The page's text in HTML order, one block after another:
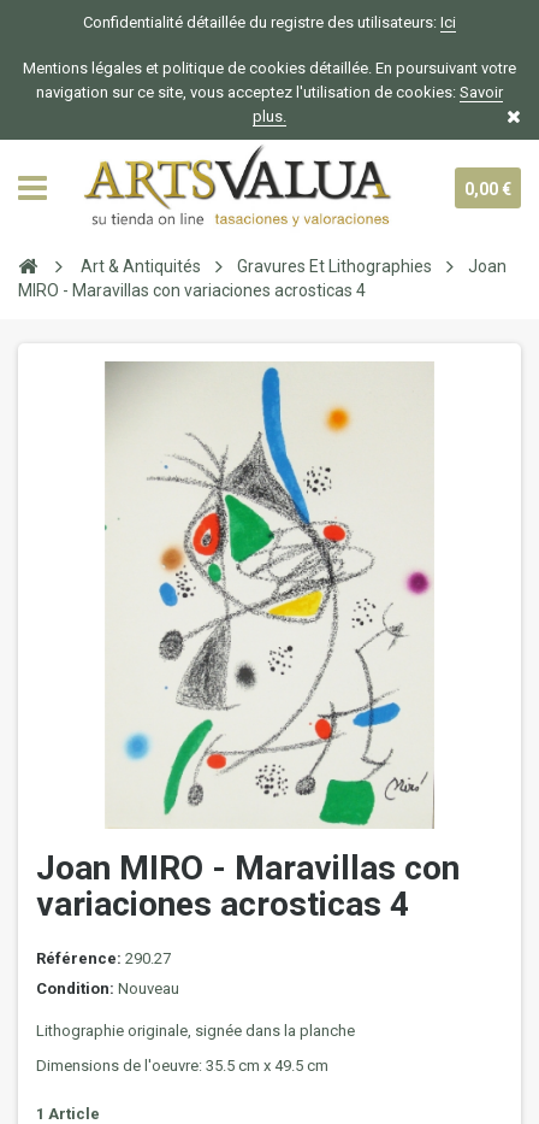
Confidentialité détaillée du registre des utilisateurs: Ici
Mentions légales et politique de cookies détaillée. En poursuivant votre
navigation sur ce site, vous acceptez l'utilisation de cookies: Savoir
plus.
0,00 €
Art & Antiquités Gravures Et Lithographies
Joan
MIRO - Maravillas con variaciones acrosticas 4
Joan MIRO - Maravillas con
variaciones acrosticas 4
Référence: 290.27
Condition: Nouveau
Lithographie originale, signée dans la planche
Dimensions de l'oeuvre: 35.5 cm x 49.5 cm
1 Article